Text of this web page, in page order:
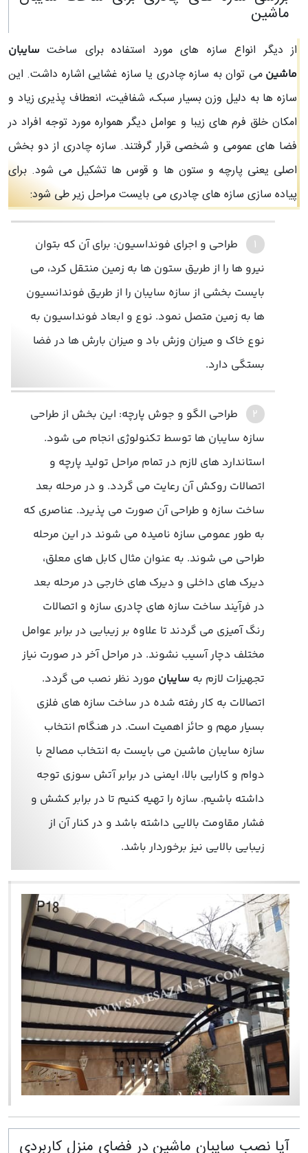
ماشین
از دیگر انواع سازه های مورد استفاده برای ساخت سایبان
ماشین می توان به سازه چادری یا سازه غشایی اشاره داشت. این
سازه ها به دلیل وزن بسیار سبک، شفافیت، انعطاف پذیری زیاد و
امکان خلق فرم های زیبا و عوامل دیگر همواره مورد توجه افراد در
فضا های عمومی و شخصی قرار گرفتند. سازه چادری از دو بخش
اصلی یعنی پارچه و ستون ها و قوس ها تشکیل می شود. برای
پیاده سازی سازه های چادری می بایست مراحل زیر طی شود:
طراحی و اجرای فونداسیون: برای آن که بتوان
نیرو ها را از طریق ستون ها به زمین منتقل کرد، می
بایست بخشی از سازه سایبان را از طریق فوندانسیون
ها به زمین متصل نمود. نوع و ابعاد فونداسیون به
نوع خاک و میزان وزش باد و میزان بارش ها در فضا
بستگی دارد.
طراحی الگو و جوش پارچه: این بخش از طراحی
سازه سایبان ها توسط تکنولوژی انجام می شود.
استاندارد های لازم در تمام مراحل تولید پارچه و
اتصالات روکش آن رعایت می گردد. و در مرحله بعد
ساخت سازه و طراحی آن صورت می پذیرد. عناصری که
به طور عمومی سازه نامیده می شوند در این مرحله
طراحی می شوند. به عنوان مثال کابل های معلق،
دیرک های داخلی و دیرک های خارجی در مرحله بعد
در فرآیند ساخت سازه های چادری سازه و اتصالات
رنگ آمیزی می گردند تا علاوه بر زیبایی در برابر عوامل
مختلف دچار آسیب نشوند. در مراحل آخر در صورت نیاز
تجهیزات لازم به سایبان مورد نظر نصب می گردد.
اتصالات به کار رفته شده در ساخت سازه های فلزی
بسیار مهم و حائز اهمیت است. در هنگام انتخاب
سازه سایبان ماشین می بایست به انتخاب مصالح با
دوام و کارایی بالا، ایمنی در برابر آتش سوزی توجه
داشته باشیم. سازه را تهیه کنیم تا در برابر کشش و
فشار مقاومت بالایی داشته باشد و در کنار آن از
زیبایی بالایی نیز برخوردار باشد.
آیا نصب سایبان ماشین در فضای منزل کاربردی